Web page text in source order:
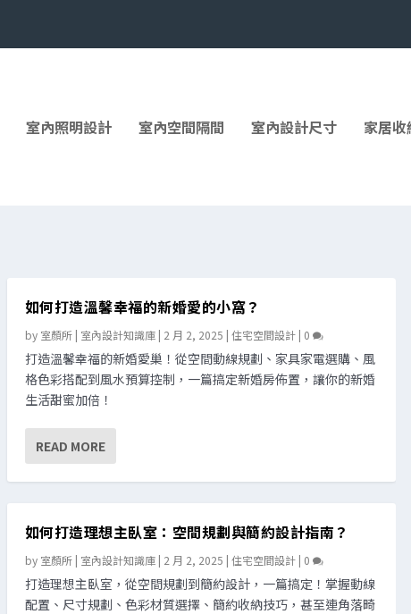
室內照明設計 室內空間隔間 室內設計尺寸 家居
如何打造溫馨幸福的新婚愛的小窩？
by 室顏所 | 室內設計知識庫| 2 月 2, 2025 | 住宅空間設計| 0
打造溫馨幸福的新婚愛巢！從空間動線規劃、家具家電選購、風
格色彩搭配到風水預算控制，一篇搞定新婚房佈置，讓你的新婚
生活甜蜜加倍！
READ MORE
如何打造理想主臥室：空間規劃與簡約設計指南？
by 室顏所 | 室內設計知識庫| 2 月 2, 2025 | 住宅空間設計| 0
打造理想主臥室，從空間規劃到簡約設計，一篇搞定！掌握動線
配置、尺寸規劃、色彩材質選擇、簡約收納技巧，甚至連角落畸